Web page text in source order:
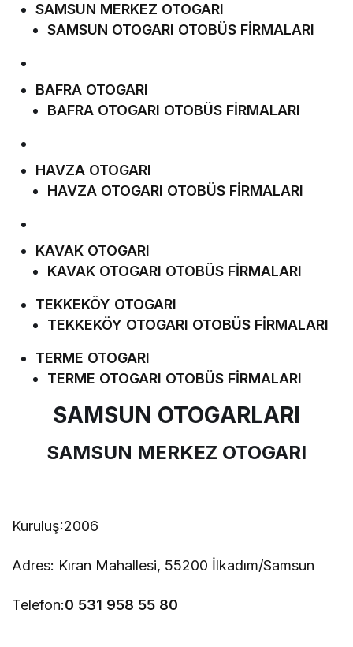
SAMSUN MERKEZ OTOGARI
SAMSUN OTOGARI OTOBÜS FİRMALARI
BAFRA OTOGARI
BAFRA OTOGARI OTOBÜS FİRMALARI
HAVZA OTOGARI
HAVZA OTOGARI OTOBÜS FİRMALARI
KAVAK OTOGARI
KAVAK OTOGARI OTOBÜS FİRMALARI
TEKKEKÖY OTOGARI
TEKKEKÖY OTOGARI OTOBÜS FİRMALARI
TERME OTOGARI
TERME OTOGARI OTOBÜS FİRMALARI
SAMSUN OTOGARLARI
SAMSUN MERKEZ OTOGARI
Kuruluş:2006
Adres: Kıran Mahallesi, 55200 İlkadım/Samsun
Telefon:0 531 958 55 80